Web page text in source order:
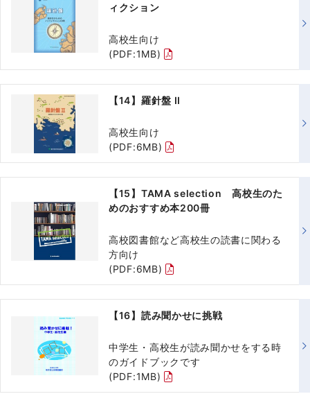
ィクション
高校生向け
(PDF:1MB)
【14】羅針盤 II
高校生向け
(PDF:6MB)
【15】TAMA selection 高校生のた
めのおすすめ本200冊
高校図書館など高校生の読書に関わる
方向け
(PDF:6MB)
【16】読み聞かせに挑戦
中学生・高校生が読み聞かせをする時
のガイドブックです
(PDF:1MB)